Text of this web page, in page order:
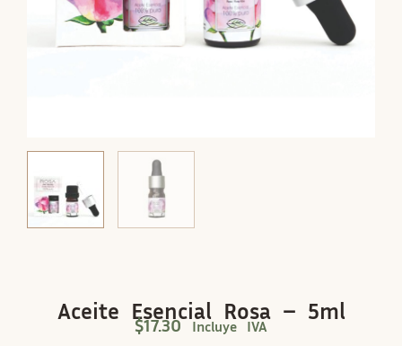
Aceite Esencial Rosa – 5ml
$17.30 Incluye IVA